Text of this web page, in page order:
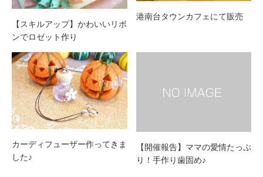
【スキルアップ】かわいいリボ
ンでロゼット作り
港南台タウンカフェにて販売
カーディフューザー作ってきま
した♪
【開催報告】ママの愛情たっぷ
り！手作り歯固め♪